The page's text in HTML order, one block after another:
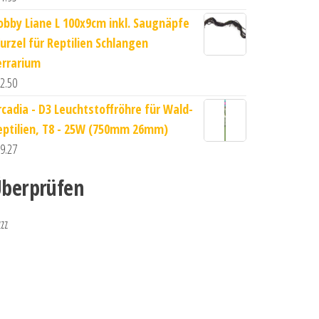
Liane L 100x9cm inkl. Saugnäpfe
für Reptilien Schlangen
- D3 Leuchtstoffröhre für Wald-
T8 - 25W (750mm 26mm)